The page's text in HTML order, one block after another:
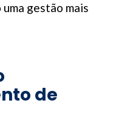
gestão mais
de